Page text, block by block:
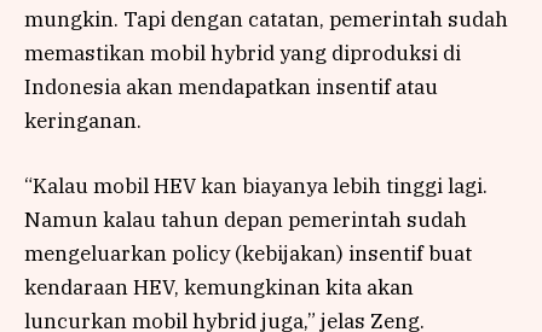
mungkin. Tapi dengan catatan, pemerintah sudah
memastikan mobil hybrid yang diproduksi di
Indonesia akan mendapatkan insentif atau
keringanan.
“Kalau mobil HEV kan biayanya lebih tinggi lagi.
Namun kalau tahun depan pemerintah sudah
mengeluarkan policy (kebijakan) insentif buat
kendaraan HEV, kemungkinan kita akan
luncurkan mobil hybrid juga,” jelas Zeng.